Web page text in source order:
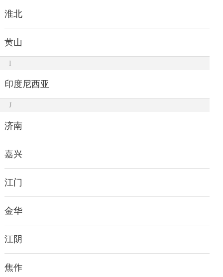
淮北
黄山
I
印度尼西亚
J
济南
嘉兴
江门
金华
江阴
焦作